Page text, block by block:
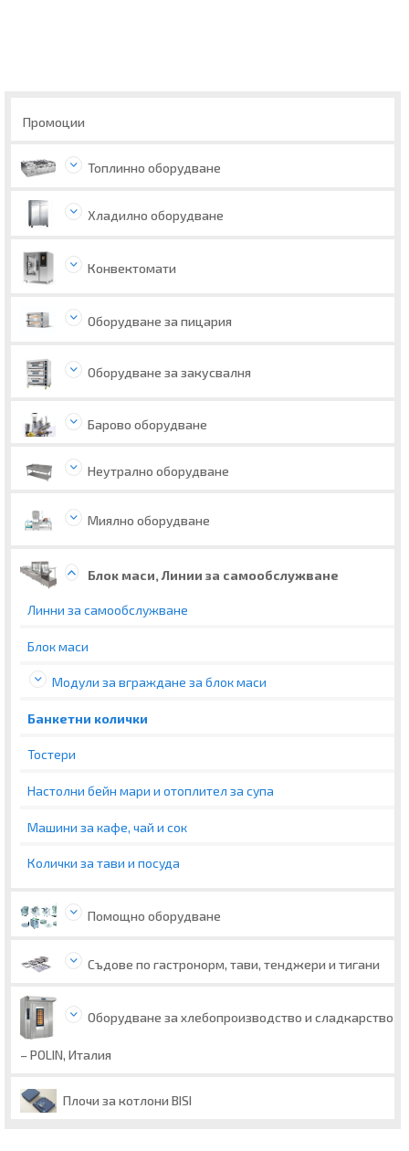
Промоции
Топлинно оборудване
Хладилно оборудване
Конвектомати
Оборудване за пицария
Оборудване за закусвалня
Барово оборудване
Неутрално оборудване
Миялно оборудване
Блок маси, Линии за самообслужване
Линни за самообслужване
Блок маси
Модули за вграждане за блок маси
Банкетни колички
Тостери
Настолни бейн мари и отоплител за супа
Машини за кафе, чай и сок
Колички за тави и посуда
Помощно оборудване
Съдове по гастронорм, тави, тенджери и тигани
Оборудване за хлебопроизводство и сладкарство
– POLIN, Италия
Плочи за котлони BISI